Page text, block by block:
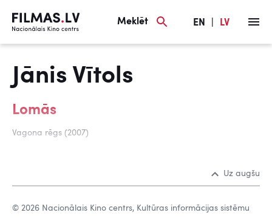
Meklēt EN LV
Jānis Vītols
Lomās
Vagona rēgs (2007)
Uz augšu
© 2026 Nacionālais Kino centrs, Kultūras informācijas sistēmu